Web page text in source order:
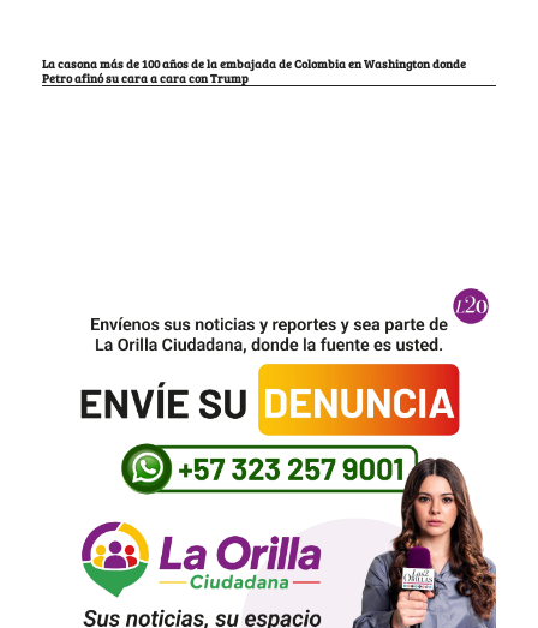
La casona más de 100 años de la embajada de Colombia en Washington donde
Petro afinó su cara a cara con Trump